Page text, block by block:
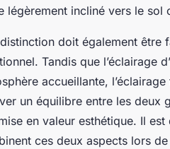
légèrement incliné vers le sol
doit également être
Tandis que l’éclairage
accueillante,
un équilibre entre les deux
en valeur esthétique. Il
ces deux aspects lors